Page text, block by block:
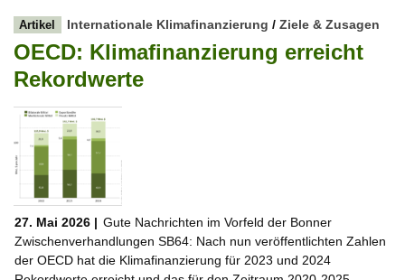
Artikel Internationale Klimafinanzierung / Ziele & Zusagen
OECD: Klimafinanzierung erreicht
Rekordwerte
27. Mai 2026 | Gute Nachrichten im Vorfeld der Bonner
Zwischenverhandlungen SB64: Nach nun veröffentlichten Zahlen
der OECD hat die Klimafinanzierung für 2023 und 2024